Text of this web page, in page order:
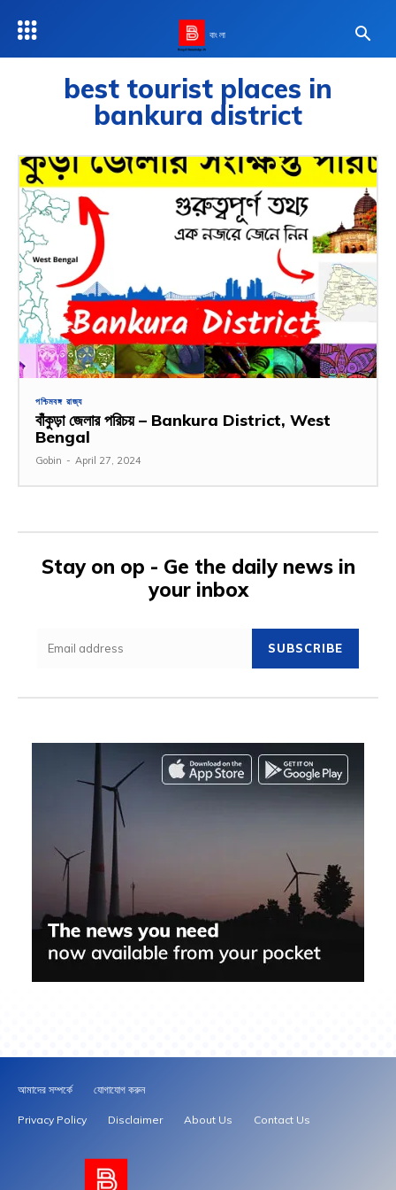
বাংলা
best tourist places in
bankura district
পশ্চিমবঙ্গ রাজ্য
বাঁকুড়া জেলার পরিচয় – Bankura District, West
Bengal
Gobin - April 27, 2024
Stay on op - Ge the daily news in
your inbox
SUBSCRIBE
আমাদের সম্পর্কে যোগাযোগ করুন
Privacy Policy Disclaimer About Us Contact Us